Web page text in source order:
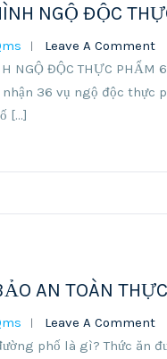
NGỘ ĐỘC
Leave A Comment
NGỘ ĐỘC THỰC
36 vụ ngộ độc thực
[…]
AN TOÀN
Leave A Comment
phố là gì? Thức ăn